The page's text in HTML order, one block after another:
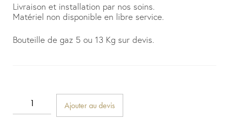
Livraison et installation par nos soins.
Matériel non disponible en libre service.
Bouteille de gaz 5 ou 13 Kg sur devis.
Ajouter au devis